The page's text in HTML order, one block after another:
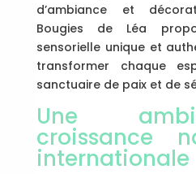
d’ambiance et
Bougies de Léa
sensorielle unique et
transformer chaque
sanctuaire de paix et de
Une
croissance
internationale